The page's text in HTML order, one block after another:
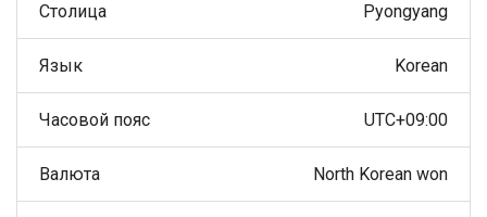
Столица Pyongyang
Язык Korean
Часовой пояс UTC+09:00
Валюта North Korean won